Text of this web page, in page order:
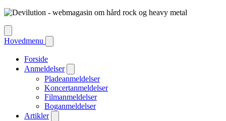
Hovedmenu
Forside
Anmeldelser
Pladeanmeldelser
Koncertanmeldelser
Filmanmeldelser
Boganmeldelser
Artikler